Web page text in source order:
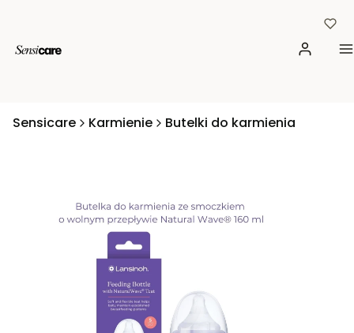
Zaloguj
Sensicare Karmienie Butelki do karmienia